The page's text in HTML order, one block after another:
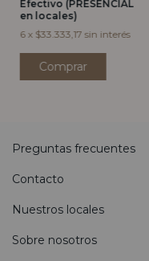
Efectivo (PRESENCIAL
en locales)
6 x $33.333,17 sin interés
Comprar
Preguntas frecuentes
Contacto
Nuestros locales
Sobre nosotros